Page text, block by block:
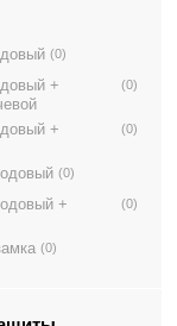
(1)
(0)
+
(0)
+
(0)
(0)
+
(0)
(0)